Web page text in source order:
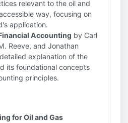
relevant to the oil and
way, focusing on
application.
Accounting by Carl
Reeve, and Jonathan
explanation of the
its foundational concepts
principles.
for Oil and Gas